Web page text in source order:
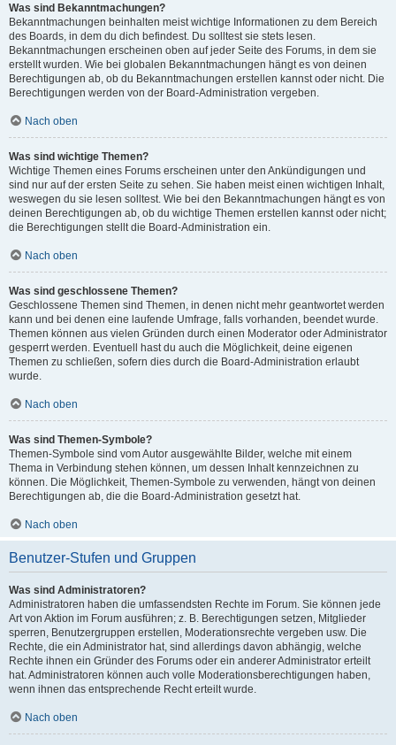
Was sind Bekanntmachungen?
Bekanntmachungen beinhalten meist wichtige Informationen zu dem Bereich
des Boards, in dem du dich befindest. Du solltest sie stets lesen.
Bekanntmachungen erscheinen oben auf jeder Seite des Forums, in dem sie
erstellt wurden. Wie bei globalen Bekanntmachungen hängt es von deinen
Berechtigungen ab, ob du Bekanntmachungen erstellen kannst oder nicht. Die
Berechtigungen werden von der Board-Administration vergeben.
Nach oben
Was sind wichtige Themen?
Wichtige Themen eines Forums erscheinen unter den Ankündigungen und
sind nur auf der ersten Seite zu sehen. Sie haben meist einen wichtigen Inhalt,
weswegen du sie lesen solltest. Wie bei den Bekanntmachungen hängt es von
deinen Berechtigungen ab, ob du wichtige Themen erstellen kannst oder nicht;
die Berechtigungen stellt die Board-Administration ein.
Nach oben
Was sind geschlossene Themen?
Geschlossene Themen sind Themen, in denen nicht mehr geantwortet werden
kann und bei denen eine laufende Umfrage, falls vorhanden, beendet wurde.
Themen können aus vielen Gründen durch einen Moderator oder Administrator
gesperrt werden. Eventuell hast du auch die Möglichkeit, deine eigenen
Themen zu schließen, sofern dies durch die Board-Administration erlaubt
wurde.
Nach oben
Was sind Themen-Symbole?
Themen-Symbole sind vom Autor ausgewählte Bilder, welche mit einem
Thema in Verbindung stehen können, um dessen Inhalt kennzeichnen zu
können. Die Möglichkeit, Themen-Symbole zu verwenden, hängt von deinen
Berechtigungen ab, die die Board-Administration gesetzt hat.
Nach oben
Benutzer-Stufen und Gruppen
Was sind Administratoren?
Administratoren haben die umfassendsten Rechte im Forum. Sie können jede
Art von Aktion im Forum ausführen; z. B. Berechtigungen setzen, Mitglieder
sperren, Benutzergruppen erstellen, Moderationsrechte vergeben usw. Die
Rechte, die ein Administrator hat, sind allerdings davon abhängig, welche
Rechte ihnen ein Gründer des Forums oder ein anderer Administrator erteilt
hat. Administratoren können auch volle Moderationsberechtigungen haben,
wenn ihnen das entsprechende Recht erteilt wurde.
Nach oben